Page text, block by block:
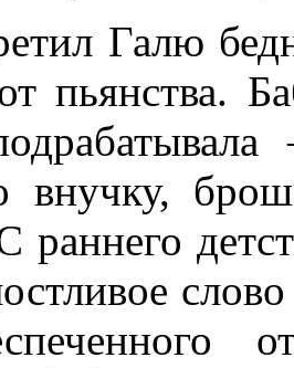
Галю
пьянства.
внучку,
раннего